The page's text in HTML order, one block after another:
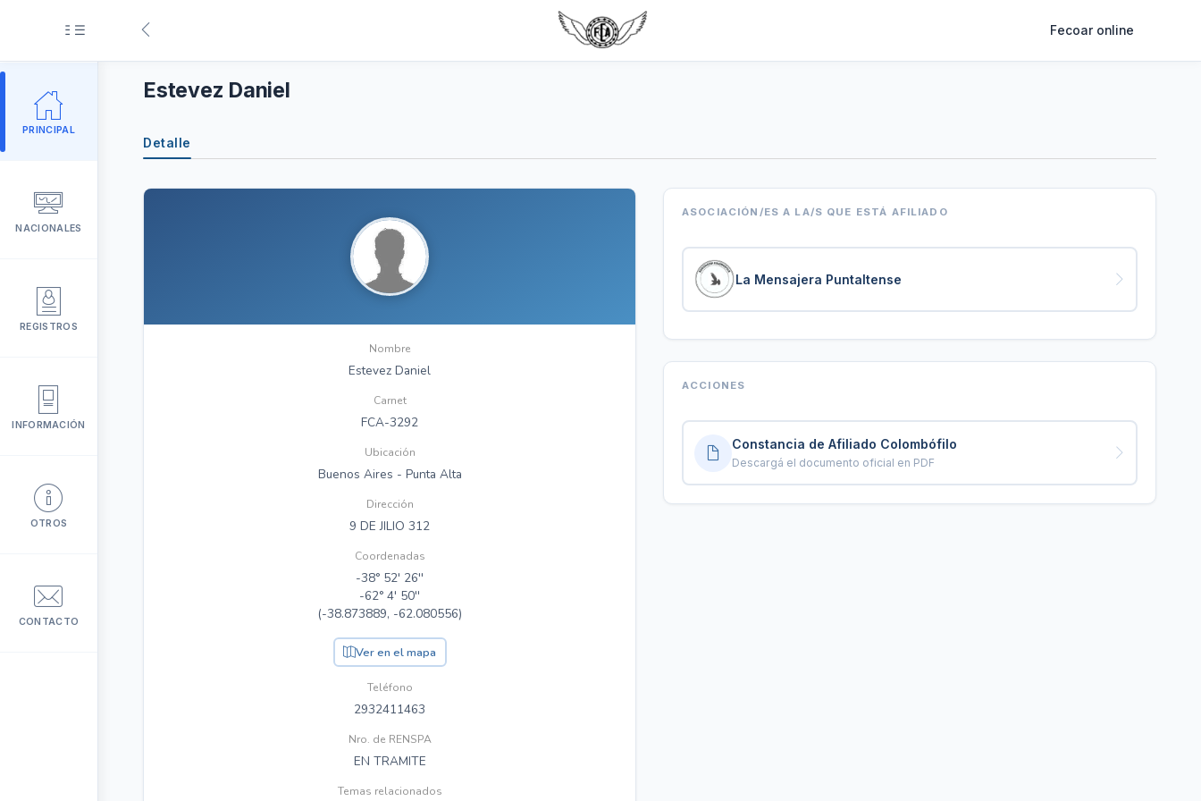
Fecoar online
PRINCIPAL
NACIONALES
REGISTROS
INFORMACIÓN
OTROS
CONTACTO
Estevez Daniel
Detalle
Nombre
Estevez Daniel
Carnet
FCA-3292
Ubicación
Buenos Aires - Punta Alta
Dirección
9 DE JILIO 312
Coordenadas
-38° 52' 26''
-62° 4' 50''
(-38.873889, -62.080556)
Ver en el mapa
Teléfono
2932411463
Nro. de RENSPA
EN TRAMITE
Temas relacionados
ASOCIACIÓN/ES A LA/S QUE ESTÁ AFILIADO
La Mensajera Puntaltense
ACCIONES
Constancia de Afiliado Colombófilo
Descargá el documento oficial en PDF